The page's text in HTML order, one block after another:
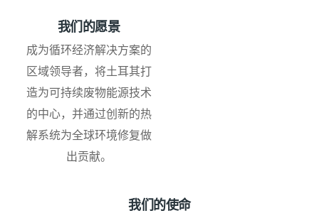
我们的愿景
成为循环经济解决方案的
区域领导者，将土耳其打
造为可持续废物能源技术
的中心，并通过创新的热
解系统为全球环境修复做
出贡献。
我们的使命